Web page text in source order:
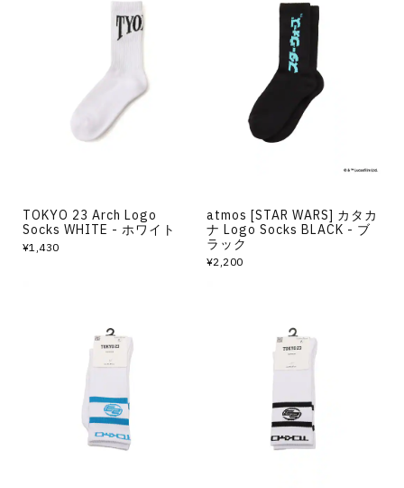
TOKYO 23 Arch Logo
Socks WHITE - ホワイト
¥1,430
atmos [STAR WARS] カタカ
ナ Logo Socks BLACK - ブ
ラック
¥2,200